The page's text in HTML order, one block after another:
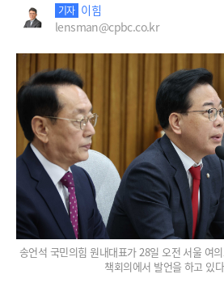
기자 이힘
lensman@cpbc.co.kr
송언석 국민의힘 원내대표가 28일 오전 서울 여
책회의에서 발언을 하고 있